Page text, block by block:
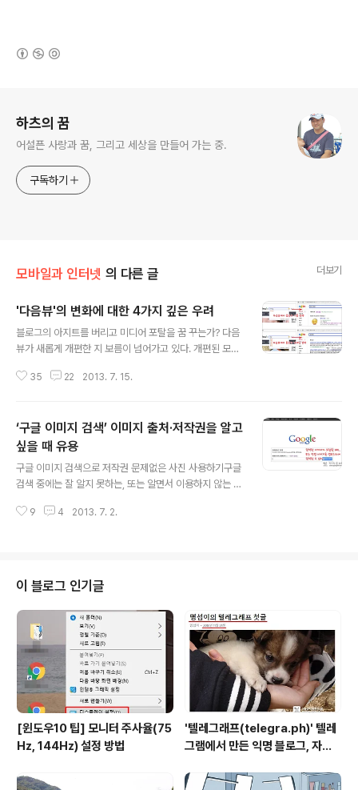
하츠의 꿈
어설픈 사랑과 꿈, 그리고 세상을 만들어 가는 중.
구독하기
모바일과 인터넷 의 다른 글 더보기
'다음뷰'의 변화에 대한 4가지 깊은 우려
블로그의 아지트를 버리고 미디어 포탈을 꿈 꾸는가? 다음
뷰가 새롭게 개편한 지 보름이 넘어가고 있다. 개편된 모습
하고 답답해진 부분도 많다. 이런 변화는 나 뿐 만 아닌 다
갖게 되는 것인지 정리해 본다. 이전의 경험을 버리고 새로
운 경험을 채워라? 다음뷰의 이번 개편은 개편이 아니라 새
로운 서비스의 시작이라고 말하는 것이 맞다. 기본 UI나 운
영 방향 등이 모두 바뀌었기 때문이다. 이러한 변화를 여러
면에서 생각할 수 있겠지만 하나를 꼬집자면 지금까지 사
용자가 적었던 기존 서비스를 바꾸면서 기존 사용자에 대
35 22 2013. 7. 15.
‘구글 이미지 검색’ 이미지 출처·저작권을 알고
싶을 때 유용
구글 이미지 검색으로 저작권 문제없은 사진 사용하기구글
검색 중에는 잘 알지 못하는, 또는 알면서 이용하지 않는 기
유용함을 잘 알지 못하는 분들이 많다. 구글 검색 상단에 그
할 때 페이스북을 이용하다보면 아름다운 사진이나 맛있는
사진 등을 발견하고 내 블로그나 요즘 자주 이용하는 인터
레스트미(interest.me) 등에 올리고 싶어지는 경우가 많
다. 그럴 경우 해당 컨텐트에 대한 출처를 밝혀야 하는데 페
이스북에 올린 사람도 그 사진이 자신의 것인지 어디서 가
져온 것인지 표시가 없..
9 4 2013. 7. 2.
이 블로그 인기글
[윈도우10 팁] 모니터 주사율(75
Hz, 144Hz) 설정 방법
'텔레그래프(telegra.ph)' 텔레
그램에서 만든 익명 블로그, 자유